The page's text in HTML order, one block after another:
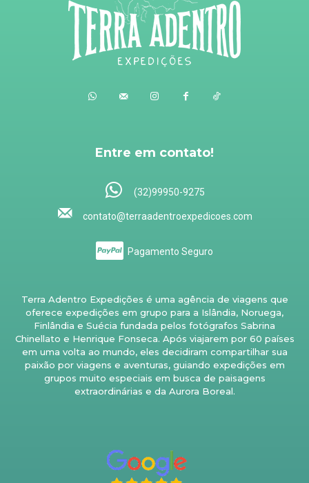
Entre em contato!
(32)99950-9275
contato@terraadentroexpedicoes.com
Pagamento Seguro
Terra Adentro Expedições é uma agência de viagens que
oferece expedições em grupo para a Islândia, Noruega,
Finlândia e Suécia fundada pelos fotógrafos Sabrina
Chinellato e Henrique Fonseca. Após viajarem por 60 países
em uma volta ao mundo, eles decidiram compartilhar sua
paixão por viagens e aventuras, guiando expedições em
grupos muito especiais em busca de paisagens
extraordinárias e da Aurora Boreal.